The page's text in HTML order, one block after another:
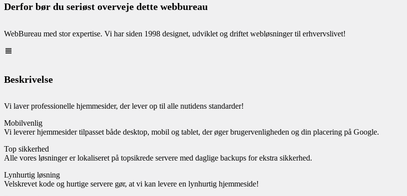
Derfor bør du seriøst overveje dette webbureau
WebBureau med stor expertise. Vi har siden 1998 designet, udviklet og driftet webløsninger til erhvervslivet!
Beskrivelse
Vi laver professionelle hjemmesider, der lever op til alle nutidens standarder!
Mobilvenlig
Vi leverer hjemmesider tilpasset både desktop, mobil og tablet, der øger brugervenligheden og din placering på Google.
Top sikkerhed
Alle vores løsninger er lokaliseret på topsikrede servere med daglige backups for ekstra sikkerhed.
Lynhurtig løsning
Velskrevet kode og hurtige servere gør, at vi kan levere en lynhurtig hjemmeside!